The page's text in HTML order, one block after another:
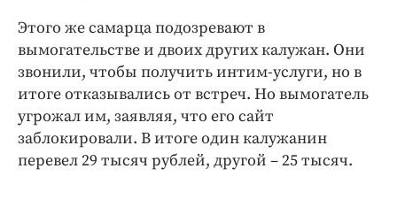
Этого же самарца подозревают в
вымогательстве и двоих других калужан. Они
звонили, чтобы получить интим-услуги, но в
итоге отказывались от встреч. Но вымогатель
угрожал им, заявляя, что его сайт
заблокировали. В итоге один калужанин
перевел 29 тысяч рублей, другой – 25 тысяч.